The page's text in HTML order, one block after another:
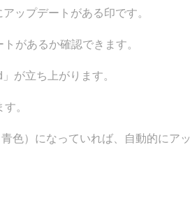
ップデートがある印です。
があるか確認できます。
が立ち上がります。
。
色）になっていれば、自動的にアッ